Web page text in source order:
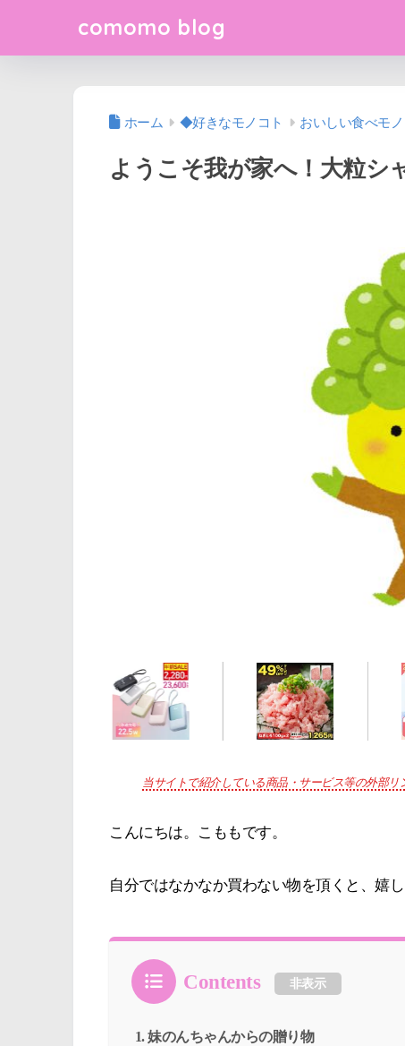
comomo blog
ホーム ◆好きなモノコト おいしい食べモノ
ようこそ我が家へ！大粒シ
当サイトで紹介している商品・サービス等の外部
こんにちは。こももです。
自分ではなかなか買わない物を頂くと、嬉し
Contents 非表示
妹のんちゃんからの贈り物